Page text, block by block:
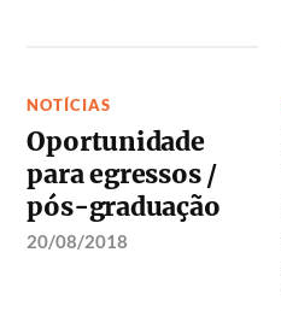
NOTÍCIAS
Oportunidade
para egressos /
pós-graduação
20/08/2018